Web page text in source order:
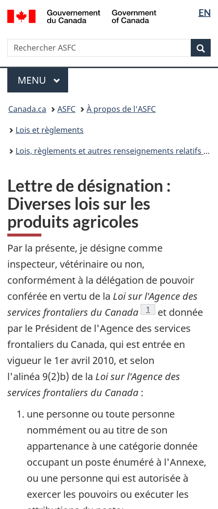
Passer
au
Passer
à
HTML
simplifiée
la
langue
EN
Recherche
Rechercher
ASFC
Menu
MENU PRINCIPAL
êtes
ici
Canada.ca ASFC
À propos de l'ASFC
Lois et règlements
Lois, règlements et autres renseignements relatifs aux mesures réglementaires
Lettre de désignation :
Diverses lois sur les
produits agricoles
Par la présente, je désigne comme
inspecteur, vétérinaire ou non,
conformément à la délégation de pouvoir
conférée en vertu de la Loi sur l'Agence des
services frontaliers du Canada
Notes de bas de page
1
et donnée
par le Président de l'Agence des services
frontaliers du Canada, qui est entrée en
vigueur le 1er avril 2010, et selon
l'alinéa 9(2)b) de la Loi sur l'Agence des
services frontaliers du Canada :
une personne ou toute personne
nommément ou au titre de son
appartenance à une catégorie donnée
occupant un poste énuméré à l'Annexe,
ou une personne qui est autorisée à
exercer les pouvoirs ou exécuter les